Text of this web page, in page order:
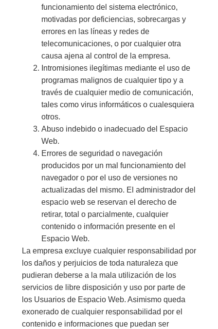
funcionamiento del sistema electrónico,
motivadas por deficiencias, sobrecargas y
errores en las líneas y redes de
telecomunicaciones, o por cualquier otra
causa ajena al control de la empresa.
Intromisiones ilegítimas mediante el uso de
programas malignos de cualquier tipo y a
través de cualquier medio de comunicación,
tales como virus informáticos o cualesquiera
otros.
Abuso indebido o inadecuado del Espacio
Web.
Errores de seguridad o navegación
producidos por un mal funcionamiento del
navegador o por el uso de versiones no
actualizadas del mismo. El administrador del
espacio web se reservan el derecho de
retirar, total o parcialmente, cualquier
contenido o información presente en el
Espacio Web.
La empresa excluye cualquier responsabilidad por
los daños y perjuicios de toda naturaleza que
pudieran deberse a la mala utilización de los
servicios de libre disposición y uso por parte de
los Usuarios de Espacio Web. Asimismo queda
exonerado de cualquier responsabilidad por el
contenido e informaciones que puedan ser